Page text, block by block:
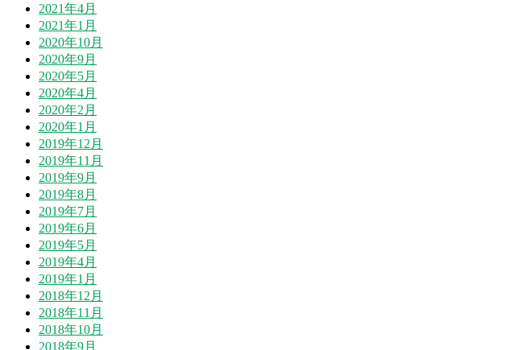
2021年4月
2021年1月
2020年10月
2020年9月
2020年5月
2020年4月
2020年2月
2020年1月
2019年12月
2019年11月
2019年9月
2019年8月
2019年7月
2019年6月
2019年5月
2019年4月
2019年1月
2018年12月
2018年11月
2018年10月
2018年9月